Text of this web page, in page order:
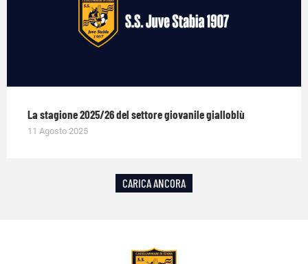
La stagione 2025/26 del settore giovanile gialloblù
11 Agosto 2025
CARICA ANCORA